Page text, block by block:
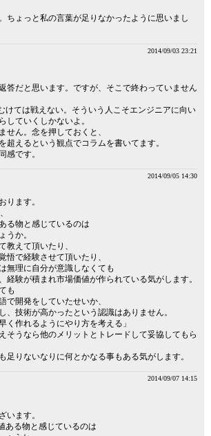
ちょっと私の言葉が足りなかったように思いまし
2014/09/03 23:21
答だと思います。ですが、そこで終わっていません
けては戦えない。そういう人こそエンジニアに向い
していくしかないよ。
せん。念を押しておくと、
超えるという観点でコラムを書いてます。
感です。
2014/09/05 14:30
ります。
る物と感じているのは
うか。
教えて頂いたり、
悟で経験させて頂いたり、
無理に自分が意識しなくても
経験が積まれ市場価値が作られている気がします。
も
で開発をしていたせいか、
、技術が高かったという認識はありません。
く作れるようにやり方を考える」
そうなら他のメリットとトレードして妥協してもら
足りないなりに何とかなる事もある気がします。
2014/09/07 14:15
います。
ある物と感じているのは